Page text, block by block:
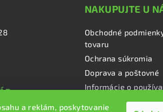
a reklám, poskytovanie
NAKUPUJTE U
Obchodné
tovaru
Ochrana súkromia
Doprava a poštovné
Informácie o